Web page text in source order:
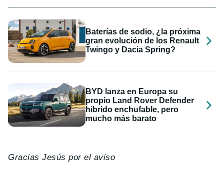
Baterías de sodio, ¿la próxima
gran evolución de los Renault
Twingo y Dacia Spring?
BYD lanza en Europa su
propio Land Rover Defender
híbrido enchufable, pero
mucho más barato
Gracias Jesús por el aviso